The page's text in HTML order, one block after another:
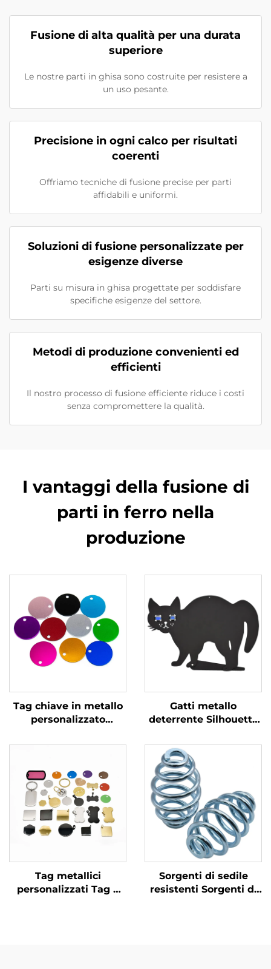
Fusione di alta qualità per una durata
superiore
Le nostre parti in ghisa sono costruite per resistere a
un uso pesante.
Precisione in ogni calco per risultati
coerenti
Offriamo tecniche di fusione precise per parti
affidabili e uniformi.
Soluzioni di fusione personalizzate per
esigenze diverse
Parti su misura in ghisa progettate per soddisfare
specifiche esigenze del settore.
Metodi di produzione convenienti ed
efficienti
Il nostro processo di fusione efficiente riduce i costi
senza compromettere la qualità.
I vantaggi della fusione di
parti in ferro nella
produzione
Tag chiave in metallo
personalizzato
inossidabile Tag
personalizzato
Gatti metallo
deterrente Silhouette
di marmo riflettente
Tag metallici
personalizzati Tag e
Sorgenti di sedile
resistenti Sorgenti di